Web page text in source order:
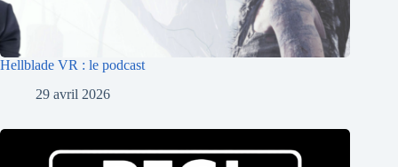
Hellblade VR : le podcast
29 avril 2026